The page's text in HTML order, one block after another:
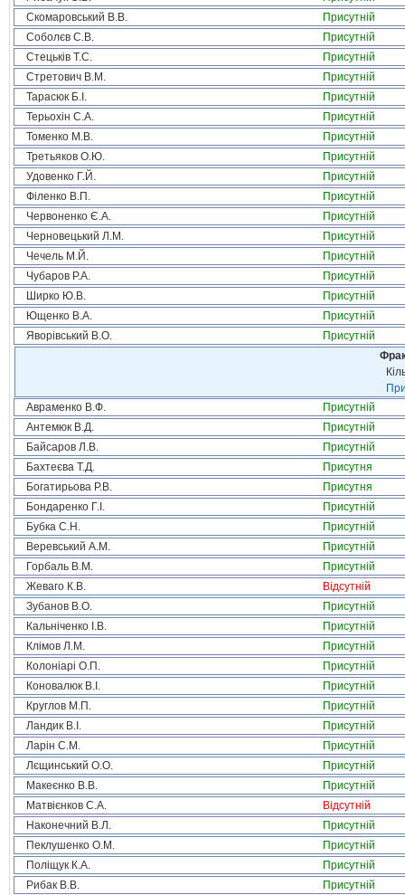
Скомаровський В.В.
Присутній
Соболєв С.В.
Присутній
Стецьків Т.С.
Присутній
Стретович В.М.
Присутній
Тарасюк Б.І.
Присутній
Терьохін С.А.
Присутній
Томенко М.В.
Присутній
Третьяков О.Ю.
Присутній
Удовенко Г.Й.
Присутній
Філенко В.П.
Присутній
Червоненко Є.А.
Присутній
Черновецький Л.М.
Присутній
Чечель М.Й.
Присутній
Чубаров Р.А.
Присутній
Ширко Ю.В.
Присутній
Ющенко В.А.
Присутній
Яворівський В.О.
Присутній
Авраменко В.Ф.
Присутній
Антемюк В.Д.
Присутній
Байсаров Л.В.
Присутній
Бахтеєва Т.Д.
Присутня
Богатирьова Р.В.
Присутня
Бондаренко Г.І.
Присутній
Бубка С.Н.
Присутній
Веревський А.М.
Присутній
Горбаль В.М.
Присутній
Жеваго К.В.
Відсутній
Зубанов В.О.
Присутній
Кальніченко І.В.
Присутній
Клімов Л.М.
Присутній
Колоніарі О.П.
Присутній
Коновалюк В.І.
Присутній
Круглов М.П.
Присутній
Ландик В.І.
Присутній
Ларін С.М.
Присутній
Лєщинський О.О.
Присутній
Макеєнко В.В.
Присутній
Матвієнков С.А.
Відсутній
Наконечний В.Л.
Присутній
Пеклушенко О.М.
Присутній
Поліщук К.А.
Присутній
Рибак В.В.
Присутній